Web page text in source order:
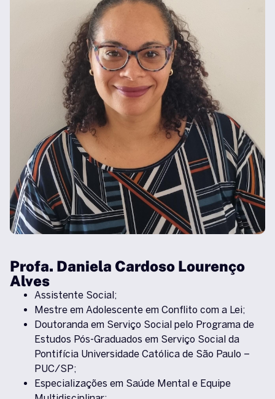
Profa. Daniela Cardoso Lourenço
Alves
Assistente Social;
Mestre em Adolescente em Conflito com a Lei;
Doutoranda em Serviço Social pelo Programa de
Estudos Pós-Graduados em Serviço Social da
Pontifícia Universidade Católica de São Paulo –
PUC/SP;
Especializações em Saúde Mental e Equipe